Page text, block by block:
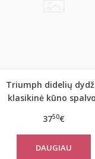
Triumph didelių
klasikinė kūno
3750€
DAUGIAU